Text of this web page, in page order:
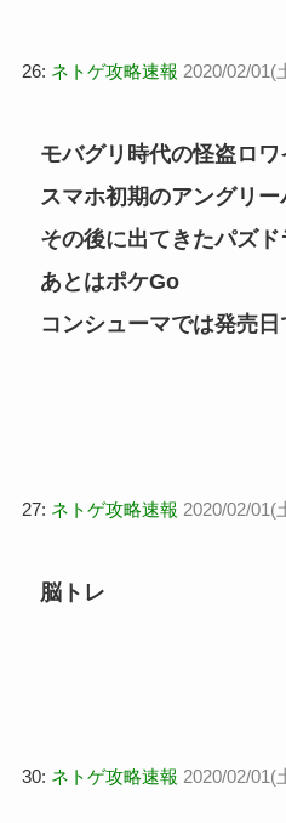
26: ネトゲ攻略速報 2020/02/01(
モバグリ時代の怪盗ロワ
スマホ初期のアングリー
その後に出てきたパズド
あとはポケGo
コンシューマでは発売
27: ネトゲ攻略速報 2020/02/01(
脳トレ
30: ネトゲ攻略速報 2020/02/01(